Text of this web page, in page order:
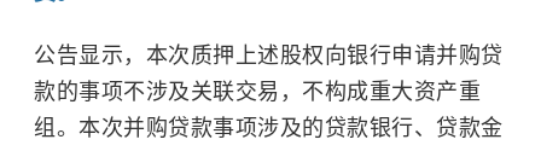
公告显示，本次质押上述股权向银行申请并购贷
款的事项不涉及关联交易，不构成重大资产重
组。本次并购贷款事项涉及的贷款银行、贷款金